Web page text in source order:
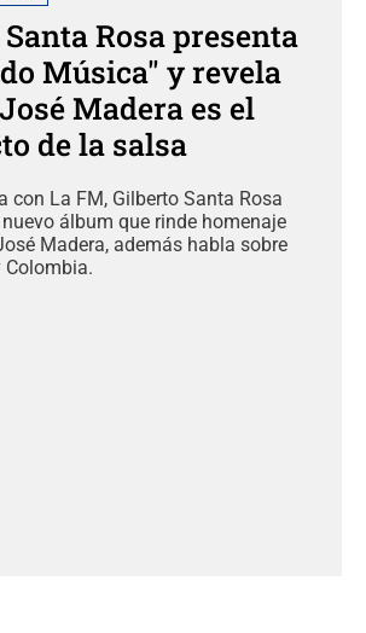
Rosa presenta
Música" y revela
Madera es el
de la salsa
con La FM, Gilberto Santa Rosa
álbum que rinde homenaje
Madera, además habla sobre
Colombia.